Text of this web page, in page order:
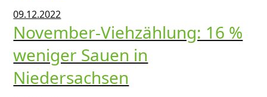
09.12.2022
November-Viehzählung: 16 %
weniger Sauen in
Niedersachsen